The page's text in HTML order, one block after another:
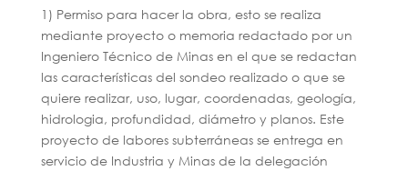
1) Permiso para hacer la obra, esto se realiza
mediante proyecto o memoria redactado por un
Ingeniero Técnico de Minas en el que se redactan
las características del sondeo realizado o que se
quiere realizar, uso, lugar, coordenadas, geología,
hidrologia, profundidad, diámetro y planos. Este
proyecto de labores subterráneas se entrega en
servicio de Industria y Minas de la delegación